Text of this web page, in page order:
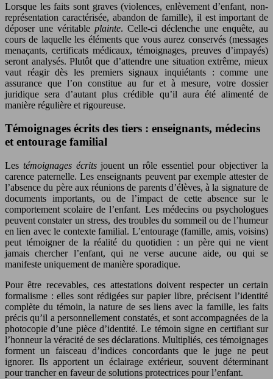
Lorsque les faits sont graves (violences, enlèvement d’enfant, non-
représentation caractérisée, abandon de famille), il est important de
déposer une véritable plainte. Celle-ci déclenche une enquête, au
cours de laquelle les éléments que vous aurez conservés (messages
menaçants, certificats médicaux, témoignages, preuves d’impayés)
seront analysés. Plutôt que d’attendre une situation extrême, mieux
vaut réagir dès les premiers signaux inquiétants : comme une
assurance que l’on constitue au fur et à mesure, votre dossier
juridique sera d’autant plus crédible qu’il aura été alimenté de
manière régulière et rigoureuse.
Témoignages écrits des tiers : enseignants, médecins
et entourage familial
Les témoignages écritsjouent un rôle essentiel pour objectiver la
carence paternelle. Les enseignants peuvent par exemple attester de
l’absence du père aux réunions de parents d’élèves, à la signature de
documents importants, ou de l’impact de cette absence sur le
comportement scolaire de l’enfant. Les médecins ou psychologues
peuvent constater un stress, des troubles du sommeil ou de l’humeur
en lien avec le contexte familial. L’entourage (famille, amis, voisins)
peut témoigner de la réalité du quotidien : un père qui ne vient
jamais chercher l’enfant, qui ne verse aucune aide, ou qui se
manifeste uniquement de manière sporadique.
Pour être recevables, ces attestations doivent respecter un certain
formalisme : elles sont rédigées sur papier libre, précisent l’identité
complète du témoin, la nature de ses liens avec la famille, les faits
précis qu’il a personnellement constatés, et sont accompagnées de la
photocopie d’une pièce d’identité. Le témoin signe en certifiant sur
l’honneur la véracité de ses déclarations. Multipliés, ces témoignages
forment un faisceau d’indices concordants que le juge ne peut
ignorer. Ils apportent un éclairage extérieur, souvent déterminant
pour trancher en faveur de solutions protectrices pour l’enfant.